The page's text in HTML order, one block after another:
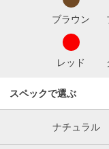
ブラウン
レッド
スペックで選ぶ
ナチュラル